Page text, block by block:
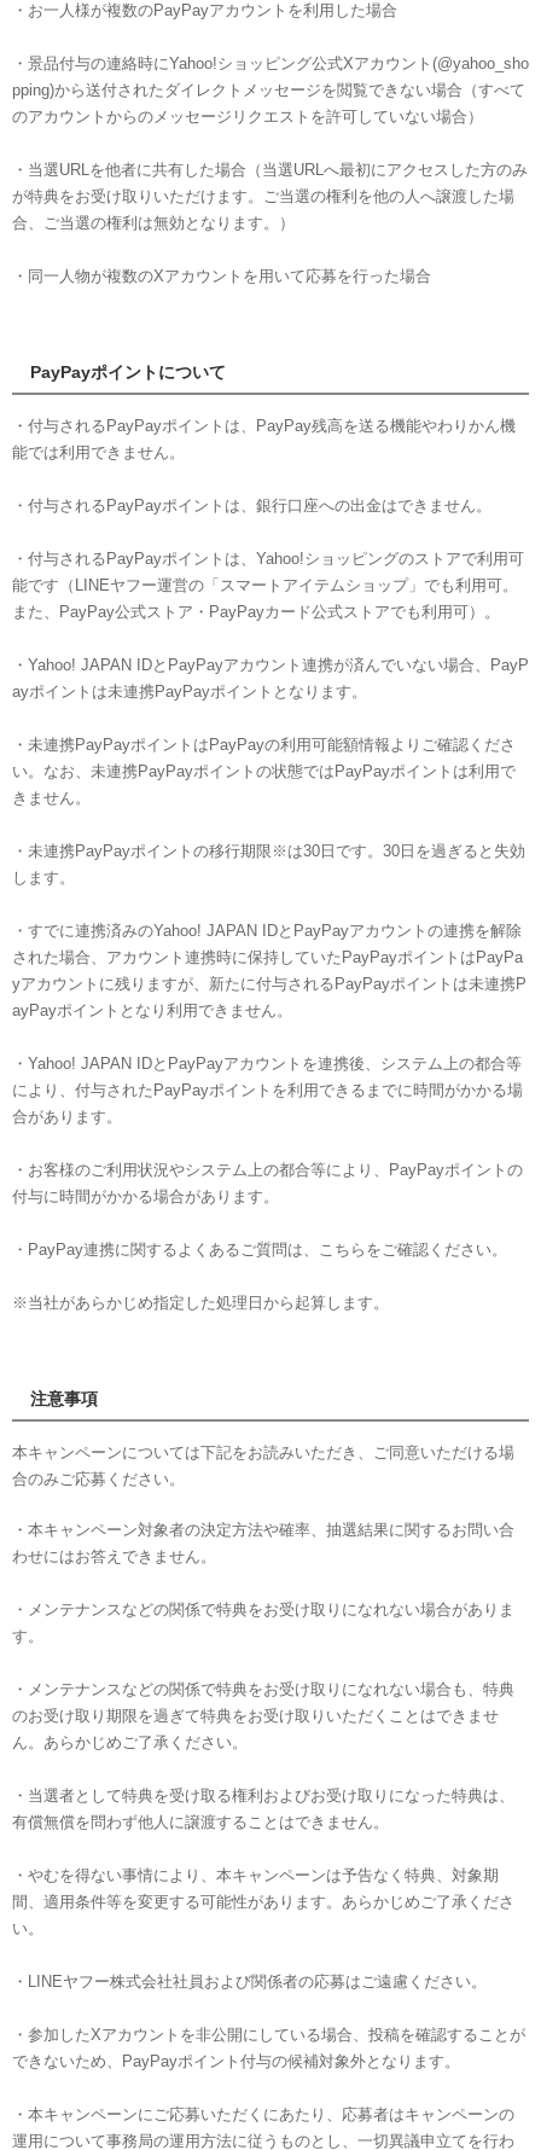
・お一人様が複数のPayPayアカウントを利用した場合
・景品付与の連絡時にYahoo!ショッピング公式Xアカウント(@yahoo_sho
pping)から送付されたダイレクトメッセージを閲覧できない場合（すべて
のアカウントからのメッセージリクエストを許可していない場合）
・当選URLを他者に共有した場合（当選URLへ最初にアクセスした方のみ
が特典をお受け取りいただけます。ご当選の権利を他の人へ譲渡した場
合、ご当選の権利は無効となります。）
・同一人物が複数のXアカウントを用いて応募を行った場合
PayPayポイントについて
・付与されるPayPayポイントは、PayPay残高を送る機能やわりかん機
能では利用できません。
・付与されるPayPayポイントは、銀行口座への出金はできません。
・付与されるPayPayポイントは、Yahoo!ショッピングのストアで利用可
能です（LINEヤフー運営の「スマートアイテムショップ」でも利用可。
また、PayPay公式ストア・PayPayカード公式ストアでも利用可）。
・Yahoo! JAPAN IDとPayPayアカウント連携が済んでいない場合、PayP
ayポイントは未連携PayPayポイントとなります。
・未連携PayPayポイントはPayPayの利用可能額情報よりご確認くださ
い。なお、未連携PayPayポイントの状態ではPayPayポイントは利用で
きません。
・未連携PayPayポイントの移行期限※は30日です。30日を過ぎると失効
します。
・すでに連携済みのYahoo! JAPAN IDとPayPayアカウントの連携を解除
された場合、アカウント連携時に保持していたPayPayポイントはPayPa
yアカウントに残りますが、新たに付与されるPayPayポイントは未連携P
ayPayポイントとなり利用できません。
・Yahoo! JAPAN IDとPayPayアカウントを連携後、システム上の都合等
により、付与されたPayPayポイントを利用できるまでに時間がかかる場
合があります。
・お客様のご利用状況やシステム上の都合等により、PayPayポイントの
付与に時間がかかる場合があります。
・PayPay連携に関するよくあるご質問は、こちらをご確認ください。
※当社があらかじめ指定した処理日から起算します。
注意事項
本キャンペーンについては下記をお読みいただき、ご同意いただける場
合のみご応募ください。
・本キャンペーン対象者の決定方法や確率、抽選結果に関するお問い合
わせにはお答えできません。
・メンテナンスなどの関係で特典をお受け取りになれない場合がありま
す。
・メンテナンスなどの関係で特典をお受け取りになれない場合も、特典
のお受け取り期限を過ぎて特典をお受け取りいただくことはできませ
ん。あらかじめご了承ください。
・当選者として特典を受け取る権利およびお受け取りになった特典は、
有償無償を問わず他人に譲渡することはできません。
・やむを得ない事情により、本キャンペーンは予告なく特典、対象期
間、適用条件等を変更する可能性があります。あらかじめご了承くださ
い。
・LINEヤフー株式会社社員および関係者の応募はご遠慮ください。
・参加したXアカウントを非公開にしている場合、投稿を確認することが
できないため、PayPayポイント付与の候補対象外となります。
・本キャンペーンにご応募いただくにあたり、応募者はキャンペーンの
運用について事務局の運用方法に従うものとし、一切異議申立てを行わ